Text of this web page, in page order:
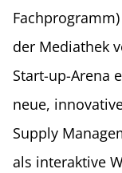
der Mediathek
Start-up-Arena
neue,
Supply
als interaktive